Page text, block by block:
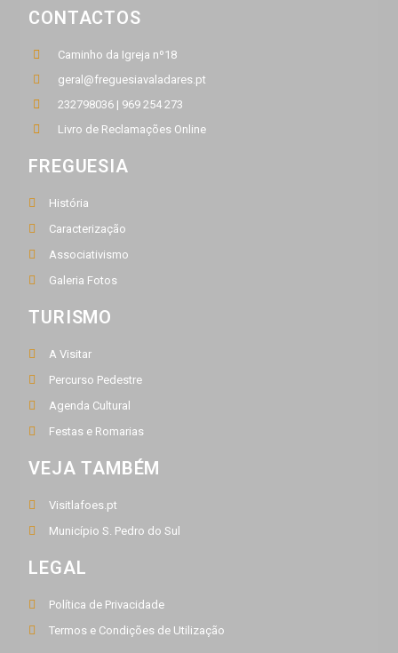
CONTACTOS
Caminho da Igreja nº18
geral@freguesiavaladares.pt
232798036 | 969 254 273
Livro de Reclamações Online
FREGUESIA
História
Caracterização
Associativismo
Galeria Fotos
TURISMO
A Visitar
Percurso Pedestre
Agenda Cultural
Festas e Romarias
VEJA TAMBÉM
Visitlafoes.pt
Município S. Pedro do Sul
LEGAL
Política de Privacidade
Termos e Condições de Utilização